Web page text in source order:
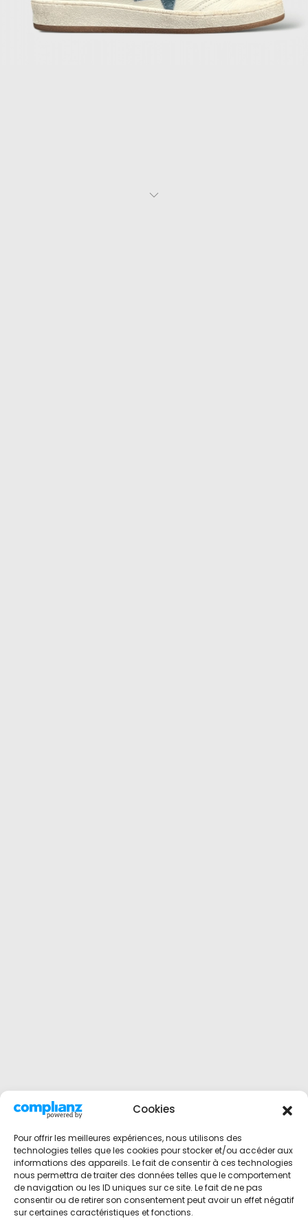
Cookies
Pour offrir les meilleures expériences, nous utilisons des
technologies telles que les cookies pour stocker et/ou accéder aux
informations des appareils. Le fait de consentir à ces technologies
nous permettra de traiter des données telles que le comportement
de navigation ou les ID uniques sur ce site. Le fait de ne pas
consentir ou de retirer son consentement peut avoir un effet négatif
sur certaines caractéristiques et fonctions.